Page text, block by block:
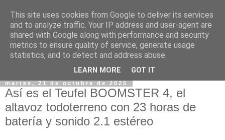
martes, 21 de octubre de 2025
Así es el Teufel BOOMSTER 4, el
altavoz todoterreno con 23 horas de
batería y sonido 2.1 estéreo
This site uses cookies from Google to deliver its services
and to analyze traffic. Your IP address and user-agent are
shared with Google along with performance and security
metrics to ensure quality of service, generate usage
statistics, and to detect and address abuse.
LEARN MORE GOT IT